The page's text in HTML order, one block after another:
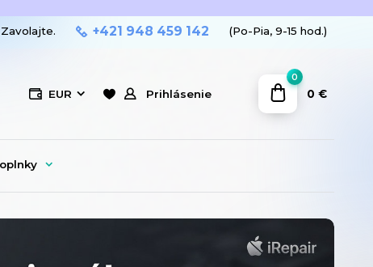
EUR Prihlásenie
+421 948 459 142 (Po-Pia, 9-15 hod.)
0
0 €